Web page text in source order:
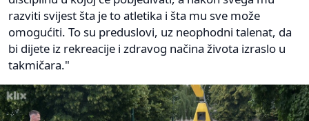
razviti svijest šta je to atletika i šta mu sve može
omogućiti. To su preduslovi, uz neophodni talenat, da
bi dijete iz rekreacije i zdravog načina života izraslo u
takmičara."